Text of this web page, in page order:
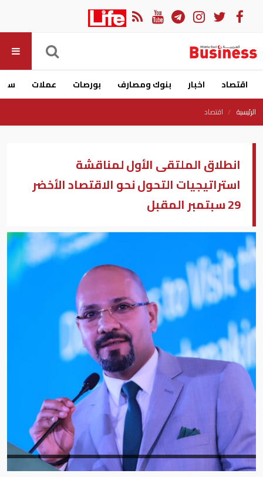
اقتصاد اخبار بنوك ومصارف بورصات عملات
الرئيسية اقتصاد
انطلاق الملتقى الأول لمناقشة
استراتيجيات التحول نحو الاقتصاد الأخضر
29 سبتمبر المقبل